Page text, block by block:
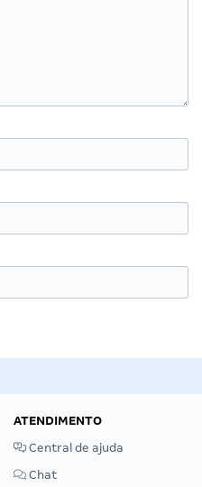
ATENDIMENTO
Central de ajuda
Chat